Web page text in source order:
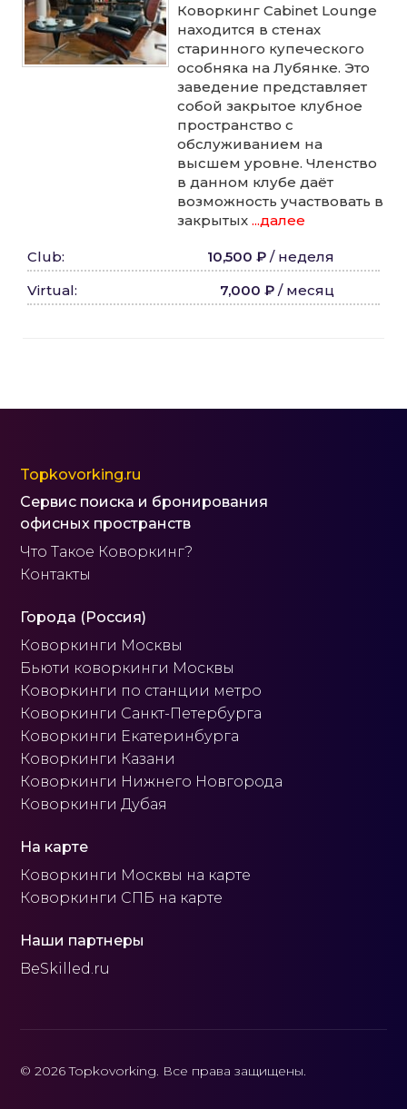
Коворкинг Cabinet Lounge
находится в стенах
старинного купеческого
особняка на Лубянке. Это
заведение представляет
собой закрытое клубное
пространство с
обслуживанием на
высшем уровне. Членство
в данном клубе даёт
возможность участвовать в
закрытых ...далее
Club: 10,500 ₽ / неделя
Virtual: 7,000 ₽ / месяц
Topkovorking.ru
Сервис поиска и бронирования
офисных пространств
Что Такое Коворкинг?
Контакты
Города (Россия)
Коворкинги Москвы
Бьюти коворкинги Москвы
Коворкинги по станции метро
Коворкинги Санкт-Петербурга
Коворкинги Екатеринбурга
Коворкинги Казани
Коворкинги Нижнего Новгорода
Коворкинги Дубая
На карте
Коворкинги Москвы на карте
Коворкинги СПБ на карте
Наши партнеры
BeSkilled.ru
© 2026 Topkovorking. Все права защищены.